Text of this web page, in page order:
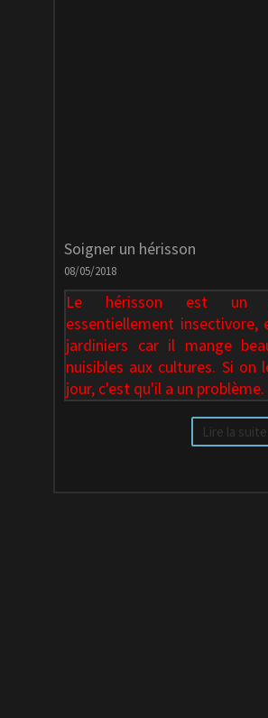
Soigner un hérisson
08/05/2018
Le hérisson est un
essentiellement insectivore,
jardiniers car il mange
nuisibles aux cultures. Si on
jour, c'est qu'il a un problème.
Lire la suite